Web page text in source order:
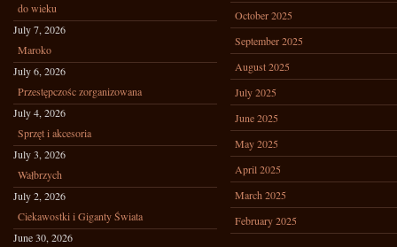
do wieku
July 7, 2026
Maroko
July 6, 2026
Przestępczośc zorganizowana
July 4, 2026
Sprzęt i akcesoria
July 3, 2026
Wałbrzych
July 2, 2026
Ciekawostki i Giganty Świata
June 30, 2026
October 2025
September 2025
August 2025
July 2025
June 2025
May 2025
April 2025
March 2025
February 2025